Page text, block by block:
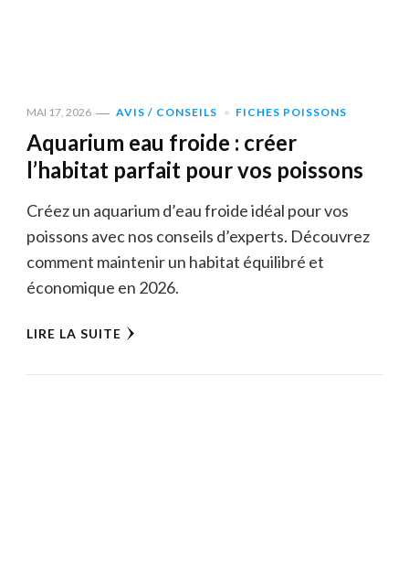
MAI 17, 2026 AVIS / CONSEILS FICHES POISSONS
Aquarium eau froide : créer
l’habitat parfait pour vos poissons
Créez un aquarium d’eau froide idéal pour vos
poissons avec nos conseils d’experts. Découvrez
comment maintenir un habitat équilibré et
économique en 2026.
LIRE LA SUITE